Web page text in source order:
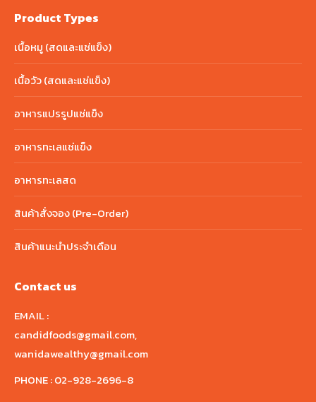
Product Types
เนื้อหมู (สดและแช่แข็ง)
เนื้อวัว (สดและแช่แข็ง)
อาหารแปรรูปแช่แข็ง
อาหารทะเลแช่แข็ง
อาหารทะเลสด
สินค้าสั่งจอง (Pre-Order)
สินค้าแนะนำประจำเดือน
Contact us
EMAIL :
candidfoods@gmail.com,
wanidawealthy@gmail.com
PHONE :02-928-2696-8